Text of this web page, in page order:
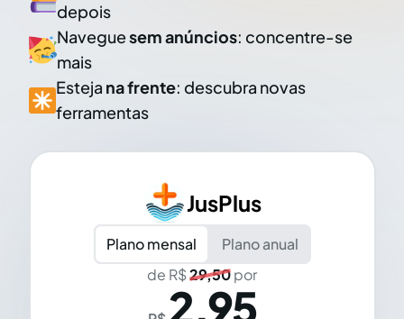
depois
Naveguesem anúncios: concentre-se
mais
Esteja na frente: descubra novas
ferramentas
JusPlus
Plano mensal
Plano anual
de R$29,50por
2,95